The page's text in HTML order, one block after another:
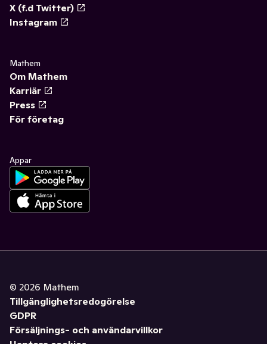
X (f.d Twitter)
Instagram
Mathem
Om Mathem
Karriär
Press
För företag
Appar
© 2026 Mathem
Tillgänglighetsredogörelse
GDPR
Försäljnings- och användarvillkor